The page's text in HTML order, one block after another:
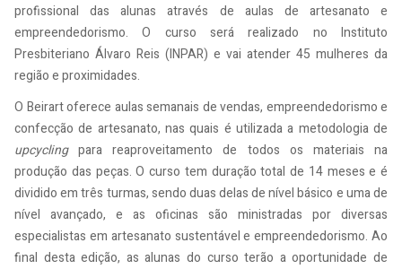
profissional das alunas através de aulas de artesanato e
empreendedorismo. O curso será realizado no Instituto
Presbiteriano Álvaro Reis (INPAR) e vai atender 45 mulheres da
região e proximidades.
O Beirart oferece aulas semanais de vendas, empreendedorismo e
confecção de artesanato, nas quais é utilizada a metodologia de
upcyclingpara reaproveitamento de todos os materiais na
produção das peças. O curso tem duração total de 14 meses e é
dividido em três turmas, sendo duas delas de nível básico e uma de
nível avançado, e as oficinas são ministradas por diversas
especialistas em artesanato sustentável e empreendedorismo. Ao
final desta edição, as alunas do curso terão a oportunidade de